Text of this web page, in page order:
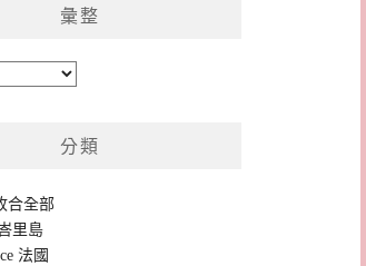
彙整
分類
合全部
里島
法國